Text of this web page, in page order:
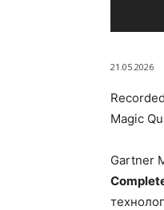
21.05.2026
Magic
Gartner